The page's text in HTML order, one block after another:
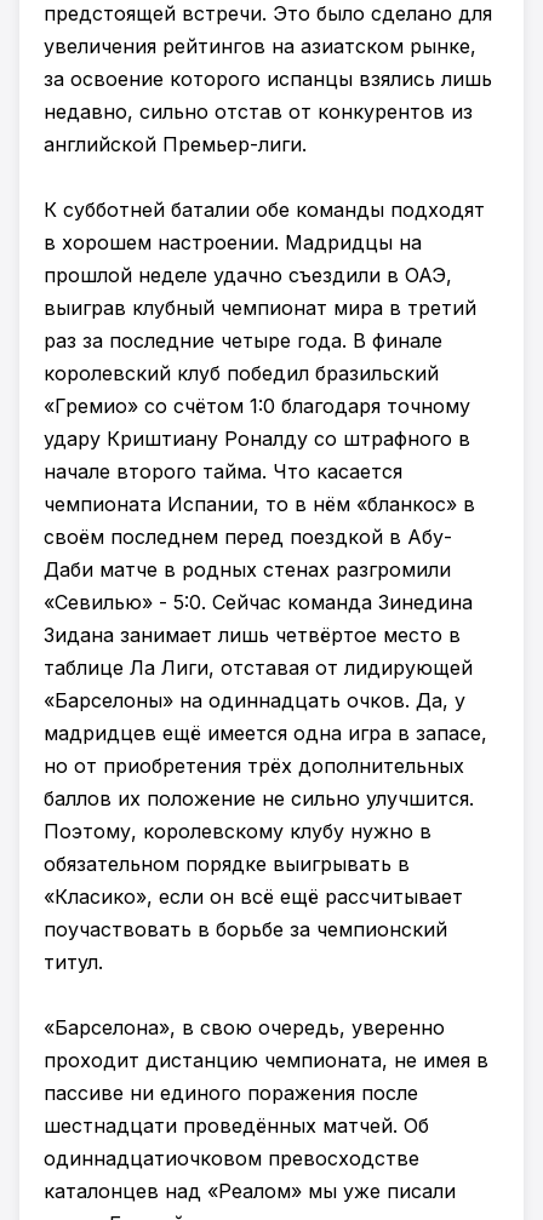
предстоящей встречи. Это было сделано для
увеличения рейтингов на азиатском рынке,
за освоение которого испанцы взялись лишь
недавно, сильно отстав от конкурентов из
английской Премьер-лиги.
К субботней баталии обе команды подходят
в хорошем настроении. Мадридцы на
прошлой неделе удачно съездили в ОАЭ,
выиграв клубный чемпионат мира в третий
раз за последние четыре года. В финале
королевский клуб победил бразильский
«Гремио» со счётом 1:0 благодаря точному
удару Криштиану Роналду со штрафного в
начале второго тайма. Что касается
чемпионата Испании, то в нём «бланкос» в
своём последнем перед поездкой в Абу-
Даби матче в родных стенах разгромили
«Севилью» - 5:0. Сейчас команда Зинедина
Зидана занимает лишь четвёртое место в
таблице Ла Лиги, отставая от лидирующей
«Барселоны» на одиннадцать очков. Да, у
мадридцев ещё имеется одна игра в запасе,
но от приобретения трёх дополнительных
баллов их положение не сильно улучшится.
Поэтому, королевскому клубу нужно в
обязательном порядке выигрывать в
«Класико», если он всё ещё рассчитывает
поучаствовать в борьбе за чемпионский
титул.
«Барселона», в свою очередь, уверенно
проходит дистанцию чемпионата, не имея в
пассиве ни единого поражения после
шестнадцати проведённых матчей. Об
одиннадцатиочковом превосходстве
каталонцев над «Реалом» мы уже писали